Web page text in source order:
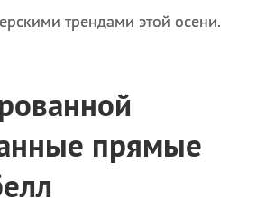
трендами этой осени.
прямые